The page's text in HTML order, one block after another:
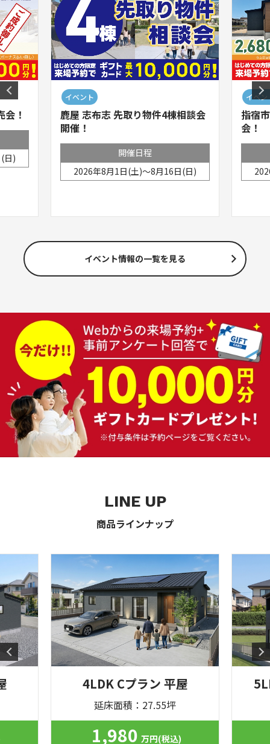
！
日)
イベント
鹿屋 志布志 先取り物件4棟相談会
開催！
開催日程
2026年8月1日(土)～8月16日(日)
イベン
指宿
会！
イベント情報の一覧を見る
LINE UP
商品ラインナップ
4LDK Cプラン 平屋
延床面積：27.55坪
1,980 万円(税込)